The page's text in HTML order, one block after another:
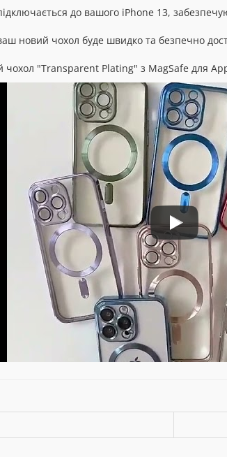
до вашого iPhone 13,
новий чохол буде швидко та безпечно
чохол "Transparent Plating" з MagSafe для